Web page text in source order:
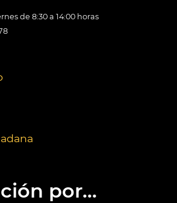
de 8:30 a 14:00 horas
por...